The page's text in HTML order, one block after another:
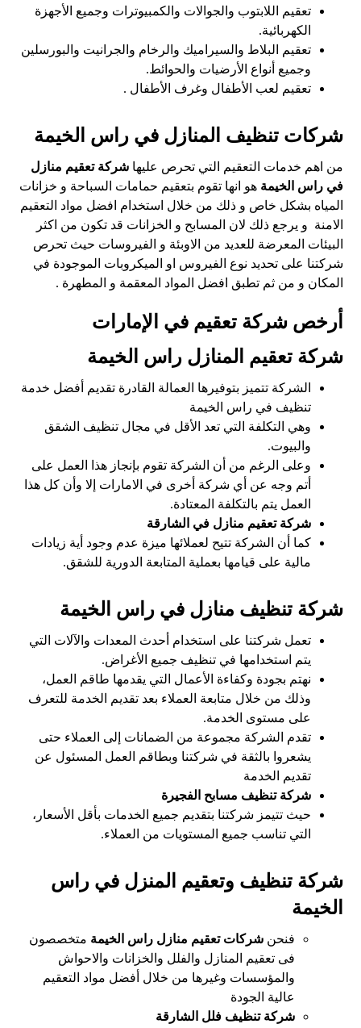
تعقيم اللابتوب والجوالات والكمبيوترات وجميع الأجهزة
الكهربائية.
تعقيم البلاط والسيراميك والرخام والجرانيت والبورسلين
وجميع أنواع الأرضيات والحوائط.
تعقيم لعب الأطفال وغرف الأطفال .
شركات تنظيف المنازل في راس الخيمة
من اهم خدمات التعقيم التي تحرص عليهاشركة تعقيم منازل
في راس الخيمة هو انها تقوم بتعقيم حمامات السباحة و خزانات
المياه بشكل خاص و ذلك من خلال استخدام افضل مواد التعقيم
الامنة و يرجع ذلك لان المسابح و الخزانات قد تكون من اكثر
البيئات المعرضة للعديد من الاوبئة و الفيروسات حيث تحرص
شركتنا على تحديد نوع الفيروس او الميكروبات الموجودة في
المكان و من ثم تطبق افضل المواد المعقمة و المطهرة .
أرخص شركة تعقيم في الإمارات
شركة تعقيم المنازل راس الخيمة
الشركة تتميز بتوفيرها العمالة القادرة تقديم أفضل خدمة
تنظيف في راس الخيمة
وهي التكلفة التي تعد الأقل في مجال تنظيف الشقق
والبيوت.
وعلى الرغم من أن الشركة تقوم بإنجاز هذا العمل على
أتم وجه عن أي شركة أخرى في الامارات إلا وأن كل هذا
العمل يتم بالتكلفة المعتادة.
شركة تعقيم منازل في الشارقة
كما أن الشركة تتيح لعملائها ميزة عدم وجود أية زيادات
مالية على قيامها بعملية المتابعة الدورية للشقق.
شركة تنظيف منازل في راس الخيمة
تعمل شركتنا على استخدام أحدث المعدات والآلات التي
يتم استخدامها في تنظيف جميع الأغراض.
نهتم بجودة وكفاءة الأعمال التي يقدمها طاقم العمل،
وذلك من خلال متابعة العملاء بعد تقديم الخدمة للتعرف
على مستوى الخدمة.
تقدم الشركة مجموعة من الضمانات إلى العملاء حتى
يشعروا بالثقة في شركتنا وبطاقم العمل المسئول عن
تقديم الخدمة
شركة تنظيف مسابح الفجيرة
حيث تتيمز شركتنا بتقديم جميع الخدمات بأقل الأسعار،
التي تناسب جميع المستويات من العملاء.
شركة تنظيف وتعقيم المنزل في راس
الخيمة
فنحنشركات تعقيم منازل راس الخيمة متخصصون
فى تعقيم المنازل والفلل والخزانات والاحواش
والمؤسسات وغيرها من خلال أفضل مواد التعقيم
عالية الجودة
شركة تنظيف فلل الشارقة